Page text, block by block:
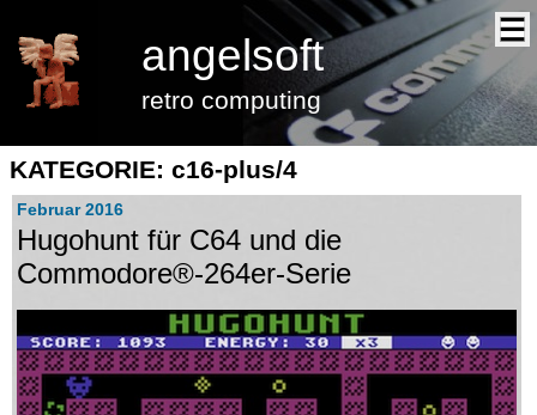
angelsoft
retro computing
KATEGORIE: c16-plus/4
Februar 2016
Hugohunt für C64 und die
Commodore®-264er-Serie